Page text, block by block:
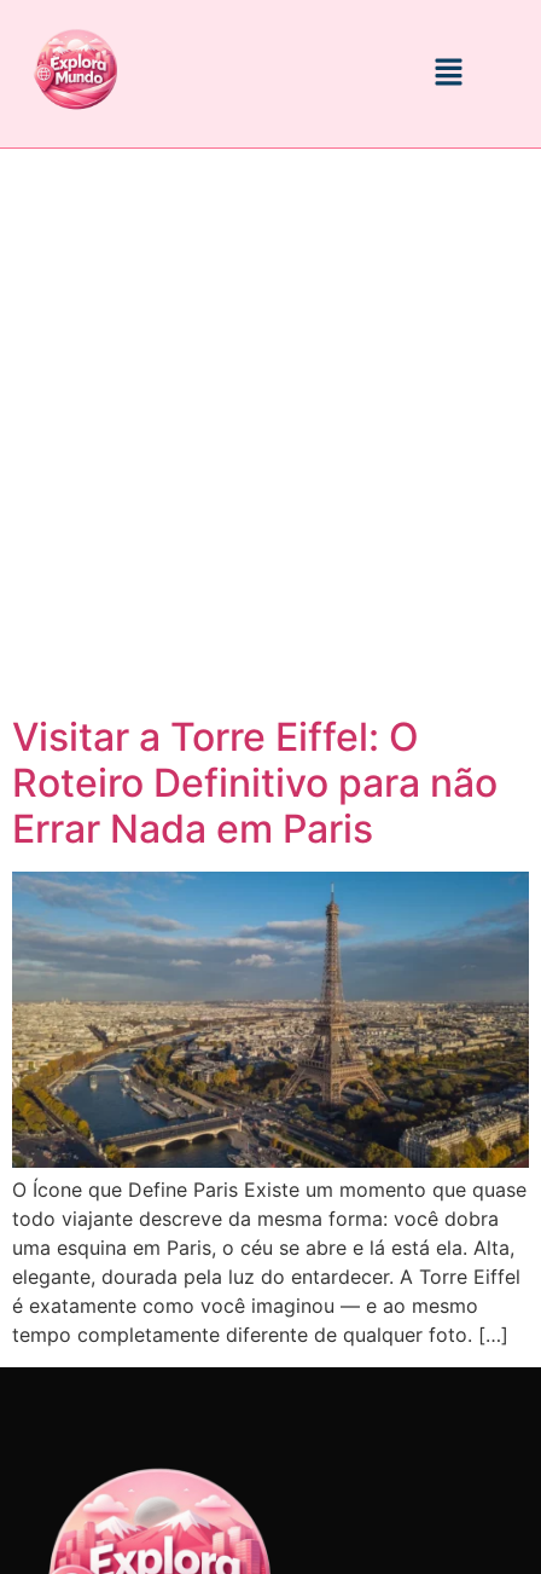
Visitar a Torre Eiffel: O
Roteiro Definitivo para não
Errar Nada em Paris
O Ícone que Define Paris Existe um momento que quase
todo viajante descreve da mesma forma: você dobra
uma esquina em Paris, o céu se abre e lá está ela. Alta,
elegante, dourada pela luz do entardecer. A Torre Eiffel
é exatamente como você imaginou — e ao mesmo
tempo completamente diferente de qualquer foto. […]